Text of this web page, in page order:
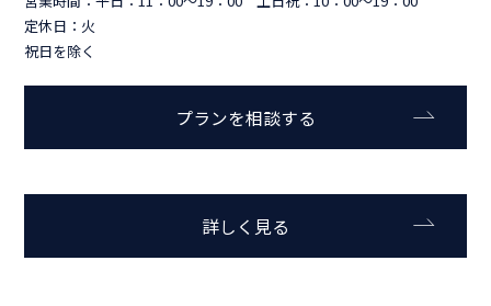
定休日：火
祝日を除く
プランを相談する
詳しく見る